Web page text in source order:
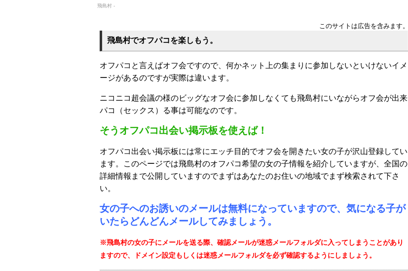
飛島村 -
このサイトは広告を含みます。
飛島村でオフパコを楽しもう。
オフパコと言えばオフ会ですので、何かネット上の集まりに参加しないといけないイメ
ージがあるのですが実際は違います。
ニコニコ超会議の様のビッグなオフ会に参加しなくても飛島村にいながらオフ会が出来
パコ（セックス）る事は可能なのです。
そうオフパコ出会い掲示板を使えば！
オフパコ出会い掲示板には常にエッチ目的でオフ会を開きたい女の子が沢山登録してい
ます。このページでは飛島村のオフパコ希望の女の子情報を紹介していますが、全国の
詳細情報まで公開していますのでまずはあなたのお住いの地域でまず検索されて下さ
い。
女の子へのお誘いのメールは無料になっていますので、気になる子が
いたらどんどんメールしてみましょう。
※飛島村の女の子にメールを送る際、確認メールが迷惑メールフォルダに入ってしまうことがあり
ますので、ドメイン設定もしくは迷惑メールフォルダを必ず確認するようにしましょう。